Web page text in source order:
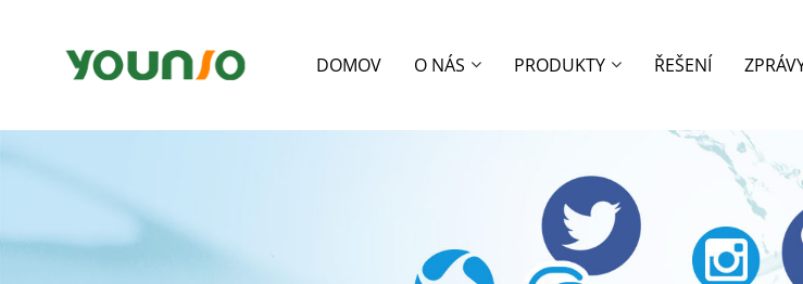
DOMOV O NÁS PRODUKTY ŘEŠENÍ